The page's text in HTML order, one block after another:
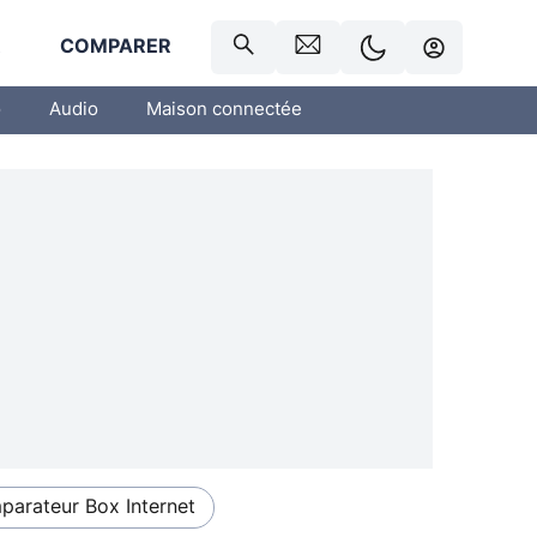
COMPARER
Audio Maison connectée
Box Internet